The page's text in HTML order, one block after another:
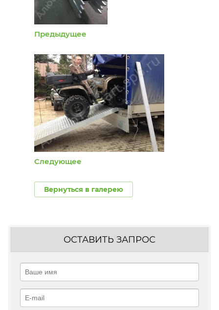
Предыдущее
Следующее
Вернуться в галерею
ОСТАВИТЬ ЗАПРОС